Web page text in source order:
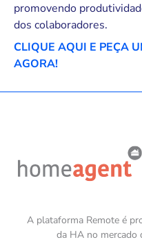
promovendo
dos colaboradores.
CLIQUE AQUI E PEÇA
AGORA!
A plataforma Remote é
da HA no mercado